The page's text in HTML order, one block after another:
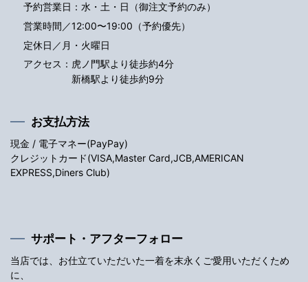
予約営業日：水・土・日（御注文予約のみ）
営業時間／12:00〜19:00（予約優先）
定休日／月・火曜日
アクセス： 虎ノ門駅より徒歩約4分
新橋駅より徒歩約9分
お支払方法
現金 / 電子マネー(PayPay)
クレジットカード(VISA,Master Card,JCB,AMERICAN
EXPRESS,Diners Club)
サポート・アフターフォロー
当店では、お仕立ていただいた一着を末永くご愛用いただくため
に、